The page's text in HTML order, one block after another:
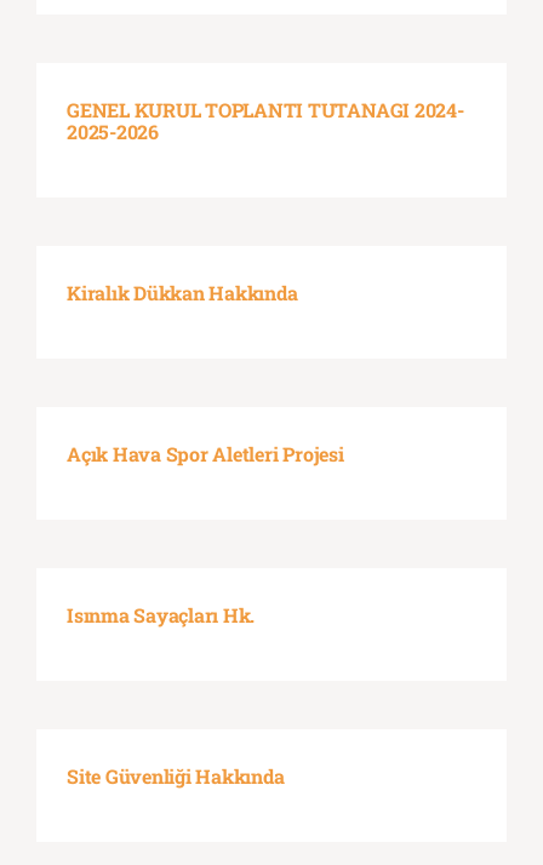
GENEL KURUL TOPLANTI TUTANAGI 2024-
2025-2026
Kiralık Dükkan Hakkında
Açık Hava Spor Aletleri Projesi
Isınma Sayaçları Hk.
Site Güvenliği Hakkında